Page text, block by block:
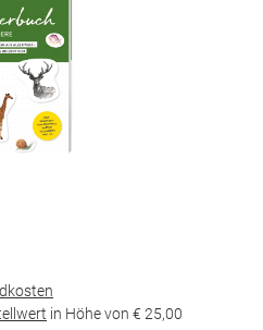
in Höhe von € 25,00